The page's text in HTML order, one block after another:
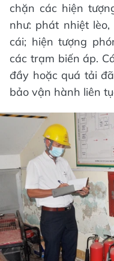
chặn các hiện
như: phát nhiệt
cái; hiện tượng
các trạm biến áp.
đầy hoặc quá tải
bảo vận hành liên